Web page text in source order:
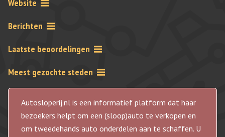
Website
Berichten
Laatste beoordelingen
Meest gezochte steden
Autosloperij.nl is een informatief platform dat haar
bezoekers helpt om een (sloop)auto te verkopen en
om tweedehands auto onderdelen aan te schaffen. U